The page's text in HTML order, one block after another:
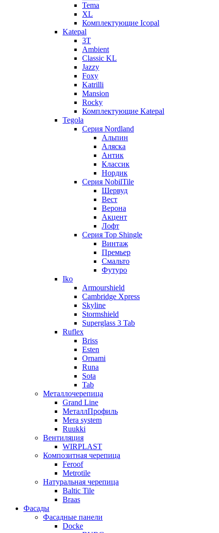
Tema
XL
Комплектующие Icopal
Katepal
3T
Ambient
Classic KL
Jazzy
Foxy
Katrilli
Mansion
Rocky
Комплектующие Katepal
Tegola
Серия Nordland
Альпин
Аляска
Антик
Классик
Нордик
Серия NobilTile
Шервуд
Вест
Верона
Акцент
Лофт
Серия Top Shingle
Винтаж
Премьер
Смальто
Футуро
Iko
Armourshield
Cambridge Xpress
Skyline
Stormshield
Superglass 3 Tab
Ruflex
Briss
Esten
Ornami
Runa
Sota
Tab
Металлочерепица
Grand Line
МеталлПрофиль
Mera system
Ruukki
Вентиляция
WIRPLAST
Композитная черепица
Feroof
Metrotile
Натуральная черепица
Baltic Tile
Braas
Фасады
Фасадные панели
Docke